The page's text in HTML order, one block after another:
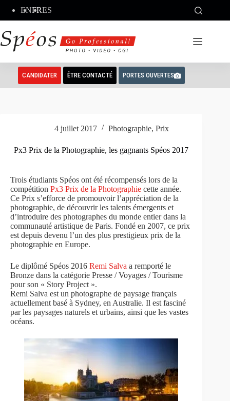
contenu
ENFRES
CANDIDATER ÊTRE CONTACTÉ PORTES OUVERTES
4 juillet 2017 Photographie, Prix
Px3 Prix de la Photographie, les gagnants Spéos 2017
Trois étudiants Spéos ont été récompensés lors de la
compétition Px3 Prix de la Photographie cette année.
Ce Prix s’efforce de promouvoir l’appréciation de la
photographie, de découvrir les talents émergents et
d’introduire des photographes du monde entier dans la
communauté artistique de Paris. Fondé en 2007, ce prix
est depuis devenu l’un des plus prestigieux prix de la
photographie en Europe.
Le diplômé Spéos 2016 Remi Salva a remporté le
Bronze dans la catégorie Presse / Voyages / Tourisme
pour son « Story Project ».
Remi Salva est un photographe de paysage français
actuellement basé à Sydney, en Australie. Il est fasciné
par les paysages naturels et urbains, ainsi que les vastes
océans.